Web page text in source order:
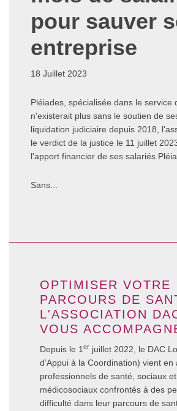
pour sauver
entreprise
18 Juillet 2023
Pléiades, spécialisée dans le service
n'existerait plus sans le soutien de
liquidation judiciaire depuis 2018,
le verdict de la justice le 11 juillet
l'apport financier de ses salariés
Sans...
OPTIMISER VOTRE
PARCOURS DE
L'ASSOCIATION
VOUS
Depuis le 1 er juillet 2022, le DAC
d’Appui à la Coordination) vient en
professionnels de santé, sociaux et
médicosociaux confrontés à des
difficulté dans leur parcours de